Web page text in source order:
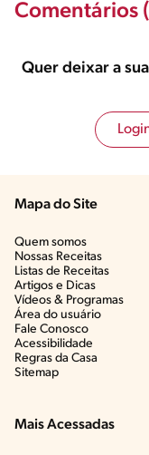
Comentários
Quer deixar a
Mapa do Site
Quem somos
Nossas Receitas
Listas de Receitas​
Artigos e Dicas​
Vídeos & Programas​
Área do usuário
Fale Conosco
Acessibilidade
Regras da Casa
Sitemap
Mais Acessadas